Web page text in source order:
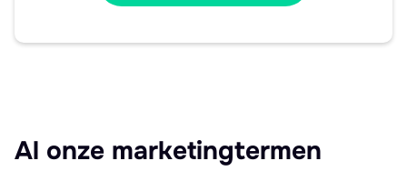
Al onze marketingtermen